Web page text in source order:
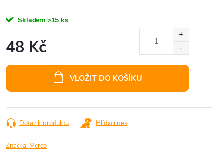
Skladem >15 ks
48 Kč
VLOŽIT DO KOŠÍKU
Dotaz k produktu Hlídací pes
Značka: Merco